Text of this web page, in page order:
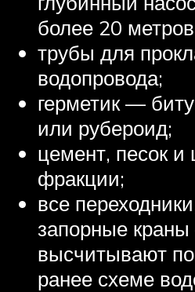
более 20
трубы для
водопровода;
герметик —
или рубероид;
цемент, песок
фракции;
все
запорные
высчитывают
ранее схеме